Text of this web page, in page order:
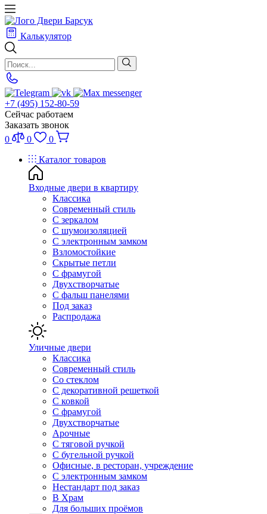
Калькулятор
+7 (495) 152-80-59
Сейчас работаем
Заказать звонок
0
0
0
Каталог товаров
Входные двери в квартиру
Классика
Современный стиль
С зеркалом
С шумоизоляцией
С электронным замком
Взломостойкие
Скрытые петли
С фрамугой
Двухстворчатые
С фальш панелями
Под заказ
Распродажа
Уличные двери
Классика
Современный стиль
Со стеклом
С декоративной решеткой
С ковкой
С фрамугой
Двухстворчатые
Арочные
С тяговой ручкой
С бугельной ручкой
Офисные, в ресторан, учреждение
С электронным замком
Нестандарт под заказ
В Храм
Для больших проёмов